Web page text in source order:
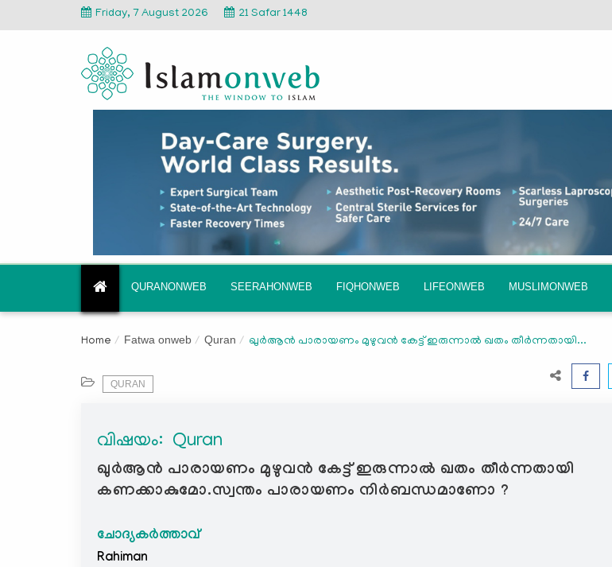
Friday, 7 August 2026 21 Safar 1448
QURANONWEB SEERAHONWEB FIQHONWEB LIFEONWEB MUSLIMONWEB
Home Fatwa onweb Quran ഖുർആൻ പാരായണം മുഴുവൻ കേട്ട് ഇരുന്നാൽ ഖതം തീർന്നതായി...
QURAN
വിഷയം: ‍ Quran
ഖുർആൻ പാരായണം മുഴുവൻ കേട്ട് ഇരുന്നാൽ ഖതം തീർന്നതായി
കണക്കാകുമോ.സ്വന്തം പാരായണം നിർബന്ധമാണോ ?
ചോദ്യകർത്താവ്
Rahiman